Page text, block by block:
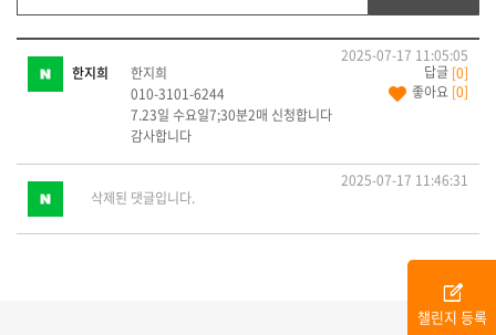
edit_square
챌린지 등록
한지희
한지희
010-3101-6244
7.23일 수요일7;30분2매 신청합니다
감사합니다
[0]
좋아요 [0]
2025-07-17 11:05:05
삭제된 댓글입니다.
2025-07-17 11:46:31